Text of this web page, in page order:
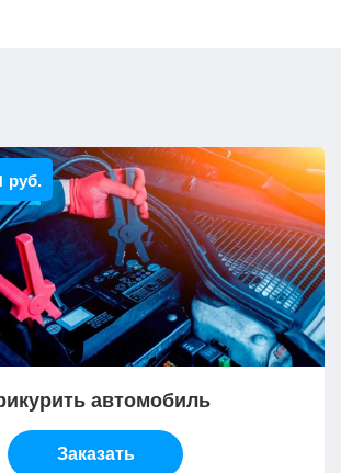
руб.
автомобиль
Заказать